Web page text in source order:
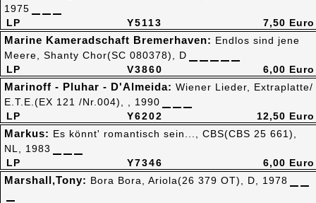
Y5113
LP
1975
7,50 Euro
V3860
LP
Marine Kameradschaft Bremerhaven: Endlos sind jene
Meere, Shanty Chor(SC 080378), D
6,00 Euro
Y6202
LP
Marinoff - Pluhar - D'Almeida: Wiener Lieder, Extraplatte/
E.T.E.(EX 121 /Nr.004), , 1990
12,50 Euro
Y7346
LP
Markus: Es könnt' romantisch sein..., CBS(CBS 25 661),
NL, 1983
6,00 Euro
Marshall,Tony: Bora Bora, Ariola(26 379 OT), D, 1978